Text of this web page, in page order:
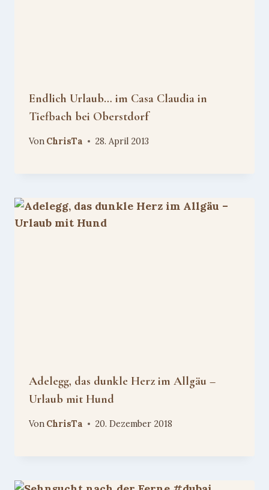
Endlich Urlaub… im Casa Claudia in
Tiefbach bei Oberstdorf
Von ChrisTa 28. April 2013
Adelegg, das dunkle Herz im Allgäu –
Urlaub mit Hund
Von ChrisTa 20. Dezember 2018